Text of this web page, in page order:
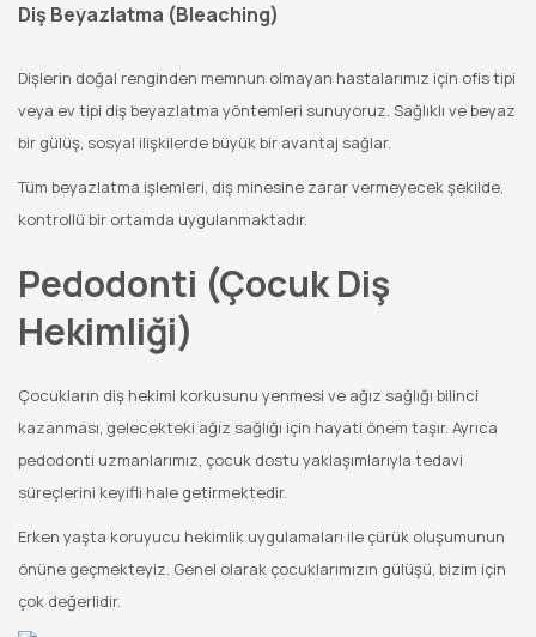
Diş Beyazlatma (Bleaching)
Dişlerin doğal renginden memnun olmayan hastalarımız için ofis tipi
veya ev tipi diş beyazlatma yöntemleri sunuyoruz. Sağlıklı ve beyaz
bir gülüş, sosyal ilişkilerde büyük bir avantaj sağlar.
Tüm beyazlatma işlemleri, diş minesine zarar vermeyecek şekilde,
kontrollü bir ortamda uygulanmaktadır.
Pedodonti (Çocuk Diş
Hekimliği)
Çocukların diş hekimi korkusunu yenmesi ve ağız sağlığı bilinci
kazanması, gelecekteki ağız sağlığı için hayati önem taşır. Ayrıca
pedodonti uzmanlarımız, çocuk dostu yaklaşımlarıyla tedavi
süreçlerini keyifli hale getirmektedir.
Erken yaşta koruyucu hekimlik uygulamaları ile çürük oluşumunun
önüne geçmekteyiz. Genel olarak çocuklarımızın gülüşü, bizim için
çok değerlidir.